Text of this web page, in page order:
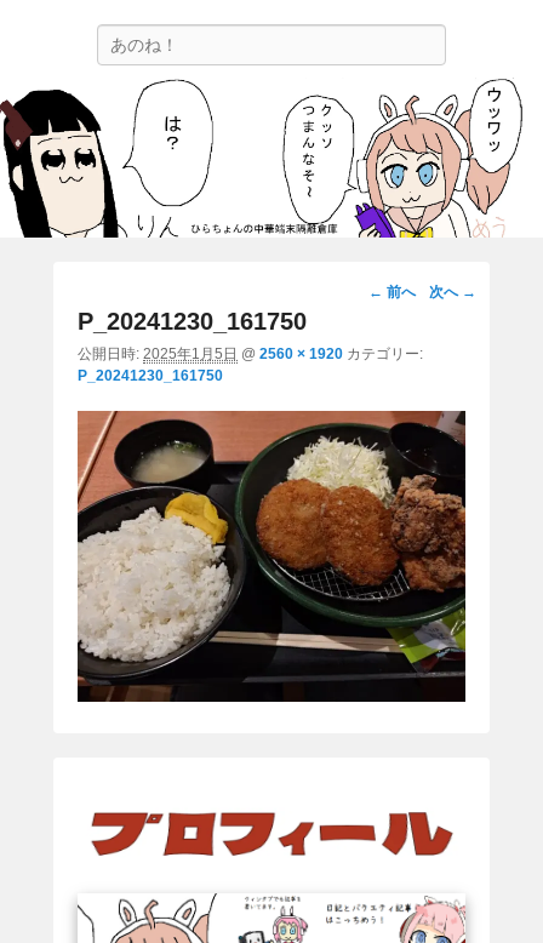
ひらちょんの中華端末隔離倉庫
ほたがページ上部にある検索バーを消してくれたサイトです。
画
ー
シ
ョ
ン
← 前へ 次へ →
P_20241230_161750
公開日時: 2025年1月5日 @ 2560 × 1920 カテゴリー:
P_20241230_161750